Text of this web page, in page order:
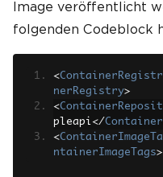
Image veröffentlicht
folgenden Codeblock
<
nerRegistry>
<
pleapi</
<
ntainerImageTags>